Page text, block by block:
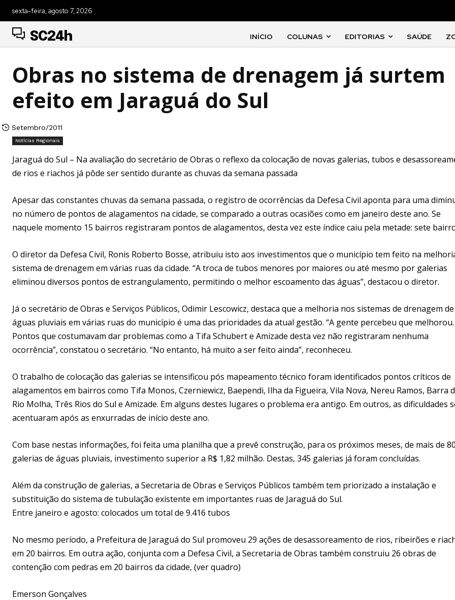
sexta-feira, agosto 7, 2026
SC24h INÍCIO COLUNAS EDITORIAS SAÚDE
Obras no sistema de drenagem já surtem
efeito em Jaraguá do Sul
Setembro/2011
Notícias Regionais
Jaraguá do Sul – Na avaliação do secretário de Obras o reflexo da colocação de novas galerias, tubos e
de rios e riachos já pôde ser sentido durante as chuvas da semana passada
Apesar das constantes chuvas da semana passada, o registro de ocorrências da Defesa Civil aponta para uma
no número de pontos de alagamentos na cidade, se comparado a outras ocasiões como em janeiro deste ano. Se
naquele momento 15 bairros registraram pontos de alagamentos, desta vez este índice caiu pela metade: sete
O diretor da Defesa Civil, Ronis Roberto Bosse, atribuiu isto aos investimentos que o município tem feito na
sistema de drenagem em várias ruas da cidade. “A troca de tubos menores por maiores ou até mesmo por galerias
eliminou diversos pontos de estrangulamento, permitindo o melhor escoamento das águas”, destacou o diretor.
Já o secretário de Obras e Serviços Públicos, Odimir Lescowicz, destaca que a melhoria nos sistemas de drenagem de
águas pluviais em várias ruas do município é uma das prioridades da atual gestão. “A gente percebeu que melhorou.
Pontos que costumavam dar problemas como a Tifa Schubert e Amizade desta vez não registraram nenhuma
ocorrência”, constatou o secretário. “No entanto, há muito a ser feito ainda”, reconheceu.
O trabalho de colocação das galerias se intensificou pós mapeamento técnico foram identificados pontos críticos de
alagamentos em bairros como Tifa Monos, Czerniewicz, Baependi, Ilha da Figueira, Vila Nova, Nereu Ramos, Barra
Rio Molha, Três Rios do Sul e Amizade. Em alguns destes lugares o problema era antigo. Em outros, as dificuldades
acentuaram após as enxurradas de início deste ano.
Com base nestas informações, foi feita uma planilha que a prevê construção, para os próximos meses, de mais de
galerias de águas pluviais, investimento superior a R$ 1,82 milhão. Destas, 345 galerias já foram concluídas.
Além da construção de galerias, a Secretaria de Obras e Serviços Públicos também tem priorizado a instalação e
substituição do sistema de tubulação existente em importantes ruas de Jaraguá do Sul.
Entre janeiro e agosto: colocados um total de 9.416 tubos
No mesmo período, a Prefeitura de Jaraguá do Sul promoveu 29 ações de desassoreamento de rios, ribeirões e
em 20 bairros. Em outra ação, conjunta com a Defesa Civil, a Secretaria de Obras também construiu 26 obras de
contenção com pedras em 20 bairros da cidade, (ver quadro)
Emerson Gonçalves